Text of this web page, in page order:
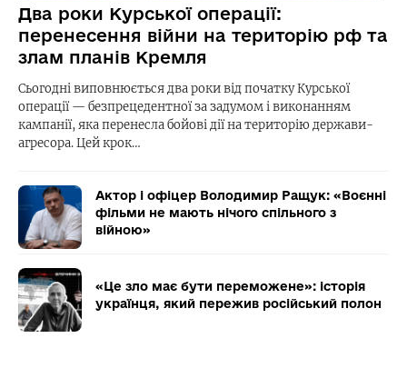
Два роки Курської операції:
перенесення війни на територію рф та
злам планів Кремля
Сьогодні виповнюється два роки від початку Курської
операції — безпрецедентної за задумом і виконанням
кампанії, яка перенесла бойові дії на територію держави-
агресора. Цей крок…
Актор і офіцер Володимир Ращук: «Воєнні
фільми не мають нічого спільного з
війною»
«Це зло має бути переможене»: історія
українця, який пережив російський полон